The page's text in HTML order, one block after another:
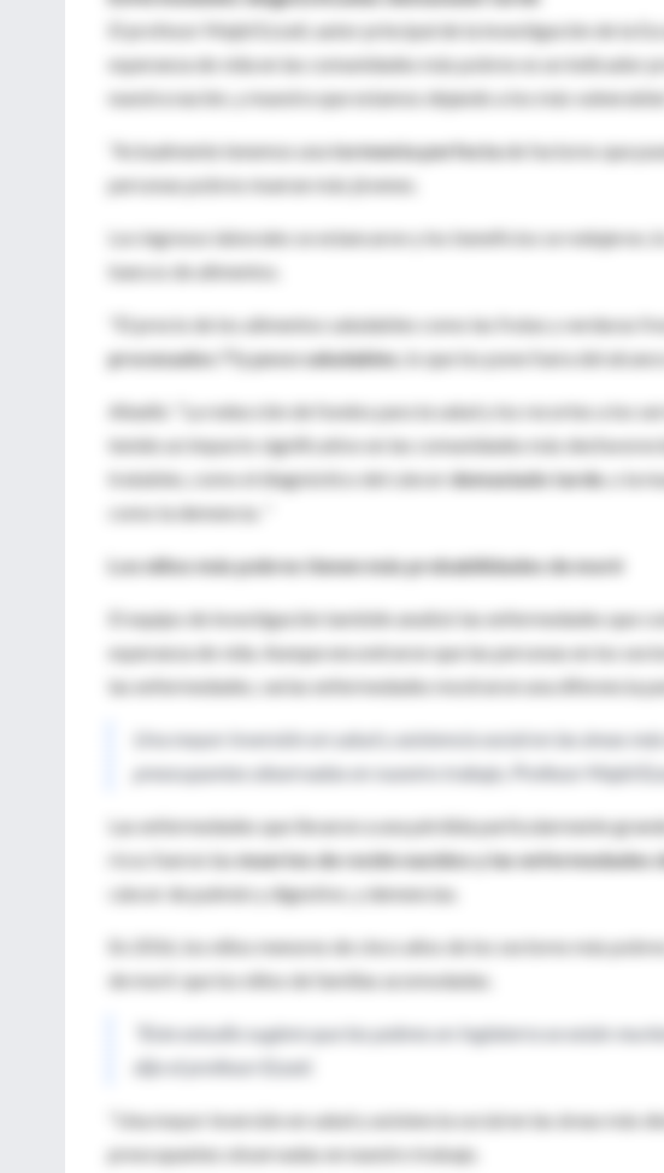
El profesor Majid Ezzati, autor principal de la investigación de la
esperanza de vida en las comunidades más pobres es un indicador
nuestra nación, y muestra que estamos dejando a los más
“Actualmente tenemos unatormenta perfectade factores que
personas pobres mueran más jóvenes.
Los ingresos laborales se estancaron y los beneficios se
bancos de alimentos.
"El precio de los alimentos saludables como las frutas y verduras
procesados ??y poco saludables , lo que los pone fuera del
Añadió: “La reducción de fondos para la salud y los recortes a los
tenido un impacto significativo en las comunidades más
tratables, como el diagnóstico del cáncer demasiado tarde, o la
como la demencia. ”
Los niños más pobres tienen más probabilidades de morir
El equipo de investigación también analizó las enfermedades que
esperanza de vida. Aunque encontraron que las personas en los
las enfermedades, varias enfermedades mostraron una diferencia
Una mayor inversión en salud y asistencia social en las áreas
preocupantes observadas en nuestro trabajo, Profesor Majid
Las enfermedades que llevaron a una pérdida particularmente
ricos fueron lasmuertes de recién nacidos y las enfermedades
cáncer de pulmón y digestivo, y demencias.
En 2016, los niños menores de cinco años de los sectores más
de morir que los niños de familias acomodadas.
"Este estudio sugiere que los pobres en Inglaterra se están
dijo el profesor Ezzati.
“Una mayor inversión en salud y asistencia social en las áreas más
preocupantes observadas en nuestro trabajo.